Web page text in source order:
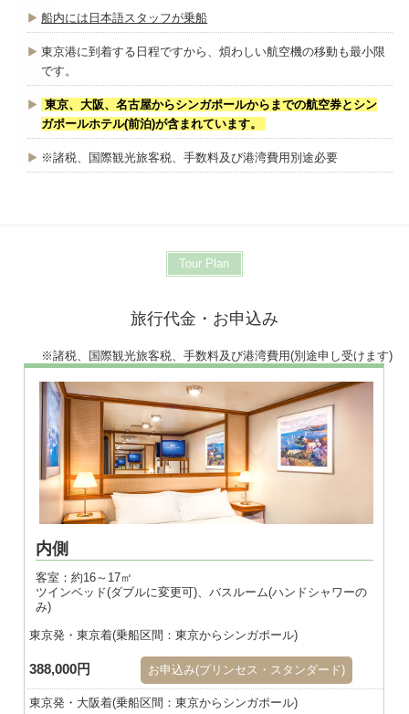
船内には日本語スタッフが乗船
東京港に到着する日程ですから、煩わしい航空機の移動も最小限
です。
東京、大阪、名古屋からシンガポールからまでの航空券とシン
ガポールホテル(前泊)が含まれています。
※諸税、国際観光旅客税、手数料及び港湾費用別途必要
Tour Plan
旅行代金・お申込み
※諸税、国際観光旅客税、手数料及び港湾費用(別途申し受けます)
※画像はダブル
内側
客室：約16～17㎡
ツインベッド(ダブルに変更可)、バスルーム(ハンドシャワーの
み)
東京発・東京着(乗船区間：東京からシンガポール)
388,000円 お申込み(プリンセス・スタンダード)
東京発・大阪着(乗船区間：東京からシンガポール)